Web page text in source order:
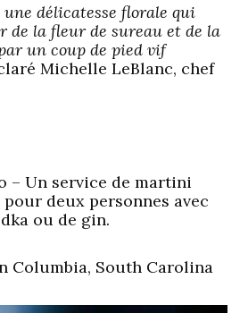
délicatesse florale qui
de la fleur de sureau et de la
un coup de pied vif
Michelle LeBlanc, chef
– Un service de martini
deux personnes avec
ou de gin.
Columbia, South Carolina